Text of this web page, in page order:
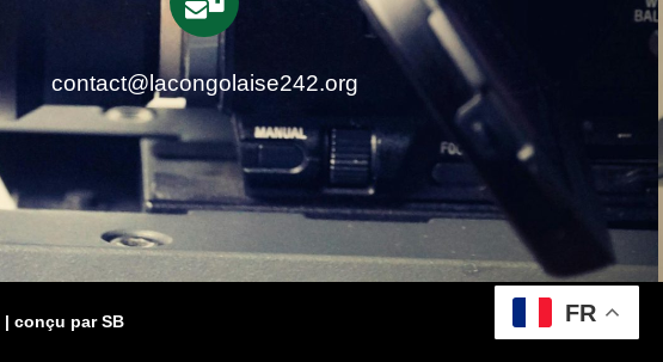
contact@lacongolaise242.org
| conçu par SB FR